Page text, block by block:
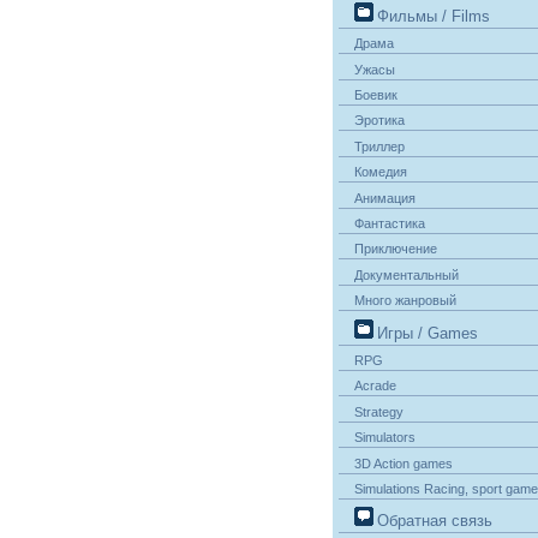
Фильмы / Films
Драма
Ужасы
Боевик
Эротика
Триллер
Комедия
Анимация
Фантастика
Приключение
Документальный
Много жанровый
Игры / Games
RPG
Acrade
Strategy
Simulators
3D Action games
Simulations Racing, sport
Обратная связь